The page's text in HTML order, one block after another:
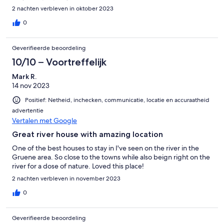
2 nachten verbleven in oktober 2023
0
Geverifieerde beoordeling
10/10 – Voortreffelijk
Mark R.
14 nov 2023
Positief: Netheid, inchecken, communicatie, locatie en accuraatheid
advertentie
Vertalen met Google
Great river house with amazing location
One of the best houses to stay in I've seen on the river in the
Gruene area. So close to the towns while also beign right on the
river for a dose of nature. Loved this place!
2 nachten verbleven in november 2023
0
Geverifieerde beoordeling